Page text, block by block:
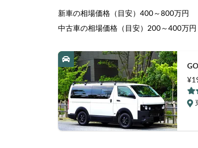
新車の相場価格（目安） 400～800万円
中古車の相場価格（目安） 200～400万円